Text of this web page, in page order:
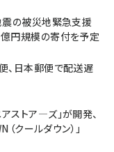
震の被災地緊急支援
円規模の寄付を予定
、日本郵便で配送遅
ストア―ズ」が開発、
クールダウン）」